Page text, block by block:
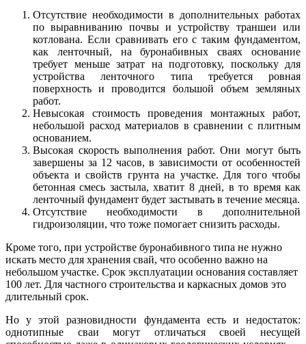
Отсутствие необходимости в дополнительных работах
по выравниванию почвы и устройству траншеи или
котлована. Если сравнивать его с таким фундаментом,
как ленточный, на буронабивных сваях основание
требует меньше затрат на подготовку, поскольку для
устройства ленточного типа требуется ровная
поверхность и проводится большой объем земляных
работ.
Невысокая стоимость проведения монтажных работ,
небольшой расход материалов в сравнении с плитным
основанием.
Высокая скорость выполнения работ. Они могут быть
завершены за 12 часов, в зависимости от особенностей
объекта и свойств грунта на участке. Для того чтобы
бетонная смесь застыла, хватит 8 дней, в то время как
ленточный фундамент будет застывать в течение месяца.
Отсутствие необходимости в дополнительной
гидроизоляции, что тоже помогает снизить расходы.
Кроме того, при устройстве буронабивного типа не нужно
искать место для хранения свай, что особенно важно на
небольшом участке. Срок эксплуатации основания составляет
100 лет. Для частного строительства и каркасных домов это
длительный срок.
Но у этой разновидности фундамента есть и недостаток:
однотипные сваи могут отличаться своей несущей